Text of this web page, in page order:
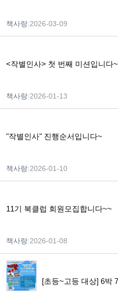
책사랑 2026-03-09
<작별인사> 첫 번째 미션입니다~
책사랑 2026-01-13
"작별인사" 진행순서입니다~
책사랑 2026-01-10
11기 북클럽 회원모집합니다~~
책사랑 2026-01-08